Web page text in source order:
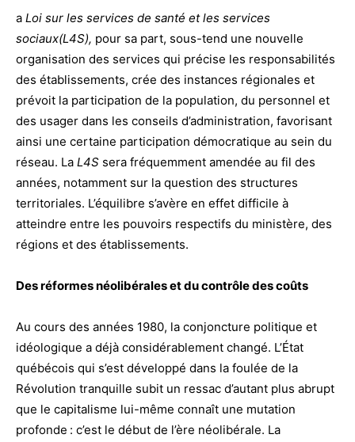
a Loi sur les services de santé et les services
sociaux(L4S), pour sa part, sous-tend une nouvelle
organisation des services qui précise les responsabilités
des établissements, crée des instances régionales et
prévoit la participation de la population, du personnel et
des usager dans les conseils d’administration, favorisant
ainsi une certaine participation démocratique au sein du
réseau. La L4S sera fréquemment amendée au fil des
années, notamment sur la question des structures
territoriales. L’équilibre s’avère en effet difficile à
atteindre entre les pouvoirs respectifs du ministère, des
régions et des établissements.
Des réformes néolibérales et du contrôle des coûts
Au cours des années 1980, la conjoncture politique et
idéologique a déjà considérablement changé. L’État
québécois qui s’est développé dans la foulée de la
Révolution tranquille subit un ressac d’autant plus abrupt
que le capitalisme lui-même connaît une mutation
profonde : c’est le début de l’ère néolibérale. La